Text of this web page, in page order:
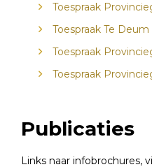
Toespraak
Toespraak Te Deum
Toespraak
Toespraak
Publicaties
Links naar infobrochures,